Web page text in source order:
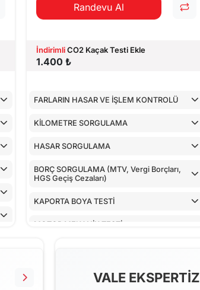
Randevu Al
İndirimliCO2 Kaçak Testi Ekle
1.400 ₺
FARLARIN HASAR VE İŞLEM KONTROLÜ
KİLOMETRE SORGULAMA
HASAR SORGULAMA
BORÇ SORGULAMA (MTV, Vergi Borçları,
HGS Geçiş Cezaları)
KAPORTA BOYA TESTİ
MOTOR MEKANİK TESTİ
VALE EKSPERTİZ